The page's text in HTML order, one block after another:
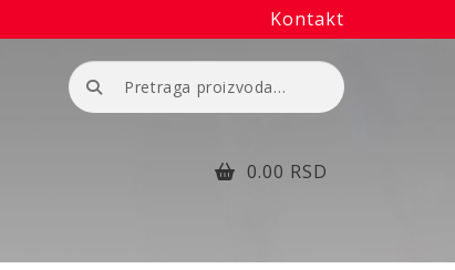
Kontakt
Pretraga
za:
0.00 RSD